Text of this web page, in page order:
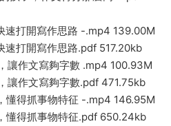
速打開寫作思路 -.mp4 139.00M
速打開寫作思路.pdf 517.20kb
讓作文寫夠字數 .mp4 100.93M
讓作文寫夠字數.pdf 471.75kb
懂得抓事物特征 -.mp4 146.95M
懂得抓事物特征.pdf 650.24kb